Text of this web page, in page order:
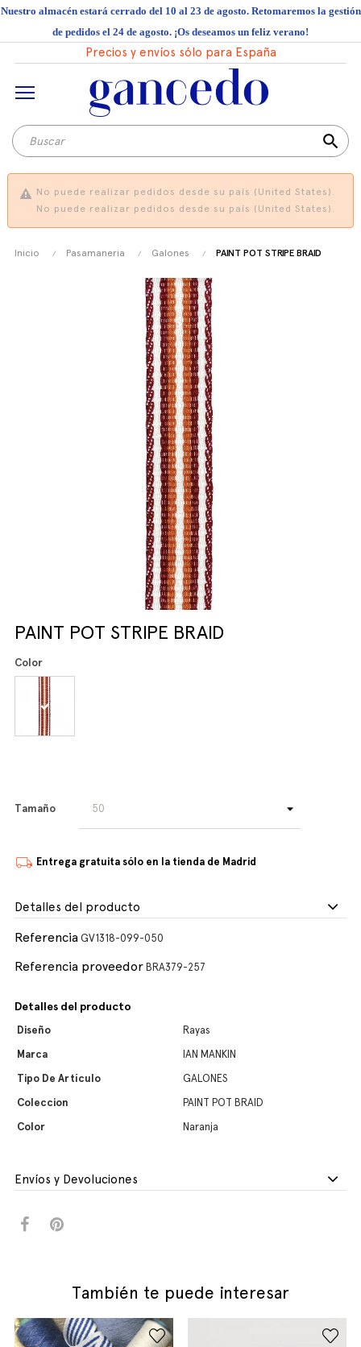
Nuestro almacén estará cerrado del 10 al 23 de agosto. Retomaremos la gestión
de pedidos el 24 de agosto. ¡Os deseamos un feliz verano!
Precios y envíos sólo para España
search
No puede realizar pedidos desde su país (United States).
No puede realizar pedidos desde su país (United States).
Inicio Pasamaneria Galones PAINT POT STRIPE BRAID
PAINT POT STRIPE BRAID
Color
Tamaño
Entrega gratuita sólo en la tienda de Madrid
Detalles del producto
Referencia GV1318-099-050
Referencia proveedor BRA379-257
Detalles del producto
Diseño
Rayas
Marca
IAN MANKIN
Tipo De Artículo
GALONES
Coleccion
PAINT POT BRAID
Color
Naranja
Envíos y Devoluciones
También te puede interesar